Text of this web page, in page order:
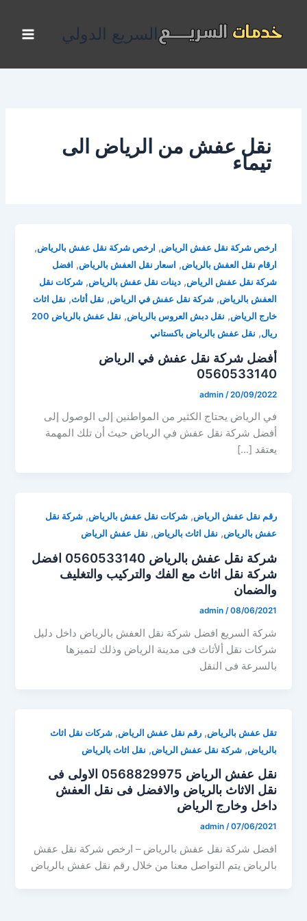
المحتوى
السريع الدولي
نقل عفش من الرياض الى
تيماء
ارخص شركة نقل عفش الرياض, ارخص شركة نقل عفش بالرياض,
ارقام نقل العفش بالرياض, اسعار نقل العفش بالرياض, افضل
شركة نقل عفش الرياض,دينات نقل عفش بالرياض,شركات نقل
العفش بالرياض,شركة نقل عفش في الرياض, نقل أثاث, نقل اثاث
خارج الرياض, نقل دبش العروس بالرياض,
نقل عفش بالرياض 200
ريال, نقل عفش بالرياض باكستاني
أفضل شركة نقل عفش في الرياض
0560533140
admin /20/09/2022
في الرياض يحتاج الكثير من المواطنين إلى الوصول إلى
أفضل شركة نقل عفش في الرياض حيث أن تلك المهمة
يعتقد […]
رقم نقل عفش الرياض,شركات نقل عفش بالرياض,شركة نقل
عفش بالرياض, نقل اثاث بالرياض, نقل عفش الرياض
شركة نقل عفش بالرياض 0560533140 افضل
شركة نقل اثاث مع الفك والتركيب والتغليف
والضمان
admin /08/06/2021
شركة السريع افضل شركة نقل العفش بالرياض داخل دليل
شركات نقل ألأثاث فى مدينة الرياض وذلك لتميزها
بالسرعة فى النقل
تقل عفش بالرياض,رقم نقل عفش الرياض,شركات نقل اثاث
بالرياض,شركة نقل عفش الرياض, نقل اثاث بالرياض
نقل عفش الرياض 0568829975 الاولى فى
نقل الاثاث بالرياض والافضل فى نقل العفش
داخل وخارج الرياض
admin /07/06/2021
افضل شركة نقل عفش بالرياض – ارخص شركة نقل عفش
بالرياض يتم التواصل معنا من خلال رقم نقل عفش بالرياض